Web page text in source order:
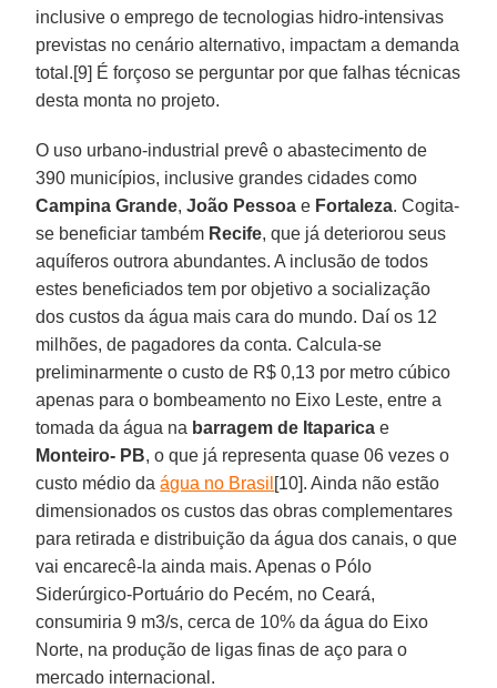
inclusive o emprego de tecnologias hidro-intensivas
previstas no cenário alternativo, impactam a demanda
total.[9] É forçoso se perguntar por que falhas técnicas
desta monta no projeto.
O uso urbano-industrial prevê o abastecimento de
390 municípios, inclusive grandes cidades como
Campina Grande,João Pessoa e Fortaleza. Cogita-
se beneficiar também Recife, que já deteriorou seus
aquíferos outrora abundantes. A inclusão de todos
estes beneficiados tem por objetivo a socialização
dos custos da água mais cara do mundo. Daí os 12
milhões, de pagadores da conta. Calcula-se
preliminarmente o custo de R$ 0,13 por metro cúbico
apenas para o bombeamento no Eixo Leste, entre a
tomada da água na barragem de Itaparica e
Monteiro- PB, o que já representa quase 06 vezes o
custo médio daágua no Brasil [10]. Ainda não estão
dimensionados os custos das obras complementares
para retirada e distribuição da água dos canais, o que
vai encarecê-la ainda mais. Apenas o Pólo
Siderúrgico-Portuário do Pecém, no Ceará,
consumiria 9 m3/s, cerca de 10% da água do Eixo
Norte, na produção de ligas finas de aço para o
mercado internacional.